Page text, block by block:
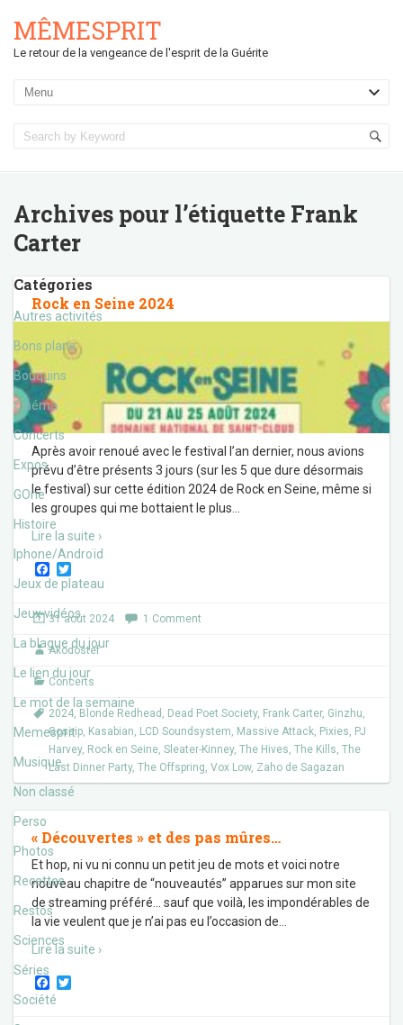
MÊMESPRIT
Le retour de la vengeance de l'esprit de la Guérite
Archives pour l’étiquette Frank
Carter
Catégories
Autres activités
Bons plans
Bouquins
Cinéma
Concerts
Expos
GOne
Histoire
Iphone/Androïd
Jeux de plateau
Jeux vidéos
La blague du jour
Le lien du jour
Le mot de la semaine
Memesprit
Musique
Non classé
Perso
Photos
Recettes
Restos
Sciences
Séries
Société
Rock en Seine 2024
Après avoir renoué avec le festival l’an dernier, nous avions
prévu d’être présents 3 jours (sur les 5 que dure désormais
le festival) sur cette édition 2024 de Rock en Seine, même si
les groupes qui me bottaient le plus
Lire la suite ›
F
a
e
b
o
o
k
w
t
t
e
r
31 août 2024 1 Comment
Akodostef
Concerts
2024, Blonde Redhead , Dead Poet Society, Frank Carter, Ginzhu,
Gossip, Kasabian, LCD Soundsystem, Massive Attack, Pixies, PJ
Harvey, Rock en Seine, Sleater-Kinney, The Hives, The Kills, The
Last Dinner Party, The Offspring, Vox Low, Zaho de Sagazan
« Découvertes » et des pas mûres…
Et hop, ni vu ni connu un petit jeu de mots et voici notre
nouveau chapitre de “nouveautés” apparues sur mon site
de streaming préféré… sauf que voilà, les impondérables de
la vie veulent que je n’ai pas eu l’occasion de
Lire la suite ›
F
a